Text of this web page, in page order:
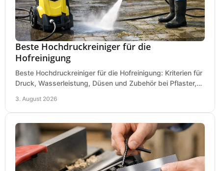
Beste Hochdruckreiniger für die
Hofreinigung
Beste Hochdruckreiniger für die Hofreinigung: Kriterien für
Druck, Wasserleistung, Düsen und Zubehör bei Pflaster,
3. August 2026